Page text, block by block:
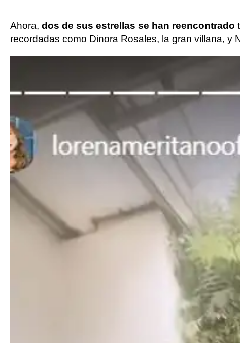
Ahora, dos de sus estrellas se han reencontrado
recordadas como Dinora Rosales, la gran villana, y